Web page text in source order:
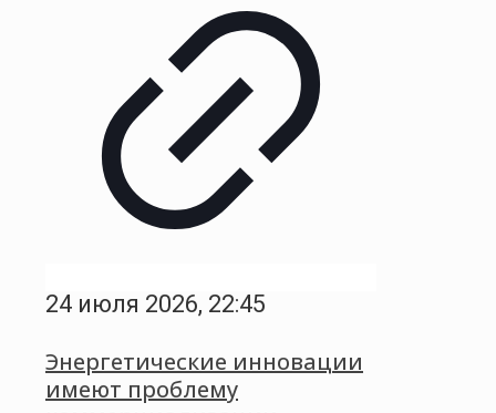
24 июля 2026, 22:45
Энергетические инновации
имеют проблему